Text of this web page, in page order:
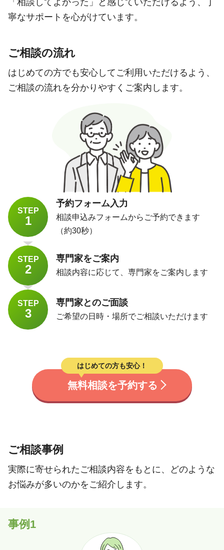
寧なサポートを心がけています。
ご相談の流れ
はじめての方でも安心してご利用いただけるよう、
ご相談の流れを分かりやすくご案内します。
STEP
1
予約フォーム入力
相談申込みフォームからご予約できます
（約30秒）
STEP
2
専門家をご案内
相談内容に応じて、専門家をご案内します
STEP
3
専門家とのご面談
ご希望の日時・場所でご相談いただけます
はじめての方も安心！
無料相談を予約する
ご相談事例
実際に寄せられたご相談内容をもとに、どのような
お悩みが多いのかをご紹介します。
事例1